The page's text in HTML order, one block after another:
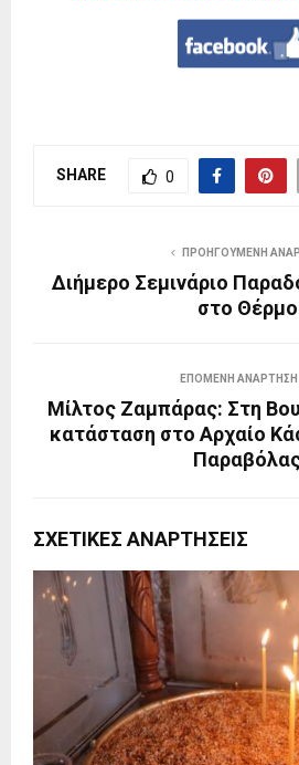
SHARE 0
ΠΡΟΗΓΟΎΜΕΝΗ
Διήμερο Σεμινάριο
στο Θέρμο
ΕΠΌΜΕΝΗ ΑΝΆΡΤΗΣΗ
Μίλτος Ζαμπάρας: Στη
κατάσταση στο Αρχαίο
ΣΧΕΤΙΚΈΣ ΑΝΑΡΤΉΣΕΙΣ